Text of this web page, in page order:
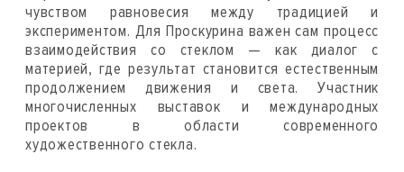
чувством равновесия между традицией и
экспериментом. Для Проскурина важен сам процесс
взаимодействия со стеклом — как диалог с
материей, где результат становится естественным
продолжением движения и света. Участник
многочисленных выставок и международных
проектов в области современного
художественного стекла.